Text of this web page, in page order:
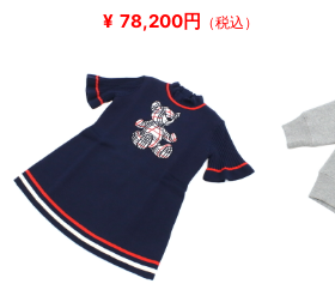
¥ 78,200円 （税込）